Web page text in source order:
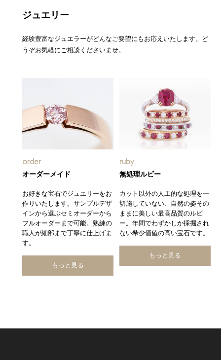
ジュエリー
経験豊富なジュエラーがどんなご要望にもお応えいたします。ど
うぞお気軽にご相談くださいませ。
order
オーダーメイド
お好きな宝石でジュエリーをお
作りいたします。サンプルデザ
インから選ぶセミオーダーから
フルオーダーまで可能。熟練の
職人が細部まで丁寧に仕上げま
す。
もっと見る
ruby
無処理ルビー
カット以外の人工的な処理を一
切施していない、自然の姿その
ままに美しい最高品質のルビ
ー。年間でわずかしか採掘され
ない希少価値の高い宝石です。
もっと見る